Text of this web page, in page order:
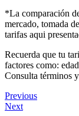
*La comparación
mercado, tomada
tarifas aqui
Recuerda que tu
factores como:
Consulta términos
Previous
Next